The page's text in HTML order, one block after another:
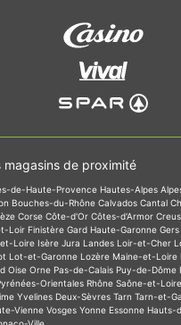
magasins de proximité
de-Haute-Provence Hautes-Alpes
Bouches-du-Rhône Calvados Cantal
Corse Côte-d'Or Côtes-d'Armor
Loir Finistère Gard Haute-Garonne Gers
Loire Isère Jura Landes Loir-et-Cher
Lot-et-Garonne Lozère Maine-et-Loire
Oise Orne Pas-de-Calais Puy-de-Dôme
Orientales Rhône Saône-et-Loire
Yvelines Deux-Sèvres Tarn Tarn-et-
Vienne Vosges Yonne Essonne Hauts-